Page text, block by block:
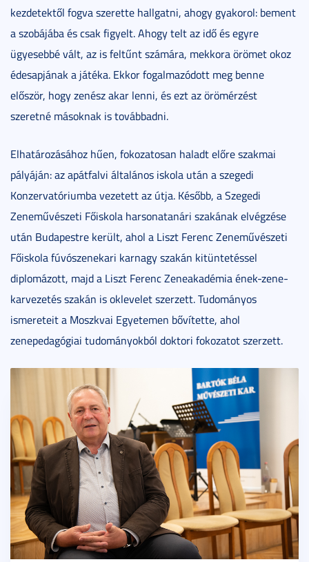
kezdetektől fogva szerette hallgatni, ahogy gyakorol: bement
a szobájába és csak figyelt. Ahogy telt az idő és egyre
ügyesebbé vált, az is feltűnt számára, mekkora örömet okoz
édesapjának a játéka. Ekkor fogalmazódott meg benne
először, hogy zenész akar lenni, és ezt az örömérzést
szeretné másoknak is továbbadni.
Elhatározásához hűen, fokozatosan haladt előre szakmai
pályáján: az apátfalvi általános iskola után a szegedi
Konzervatóriumba vezetett az útja. Később, a Szegedi
Zeneművészeti Főiskola harsonatanári szakának elvégzése
után Budapestre került, ahol a Liszt Ferenc Zeneművészeti
Főiskola fúvószenekari karnagy szakán kitüntetéssel
diplomázott, majd a Liszt Ferenc Zeneakadémia ének-zene-
karvezetés szakán is oklevelet szerzett. Tudományos
ismereteit a Moszkvai Egyetemen bővítette, ahol
zenepedagógiai tudományokból doktori fokozatot szerzett.